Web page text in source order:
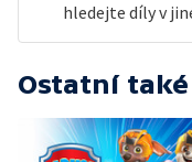
hledejte díly v
Ostatní